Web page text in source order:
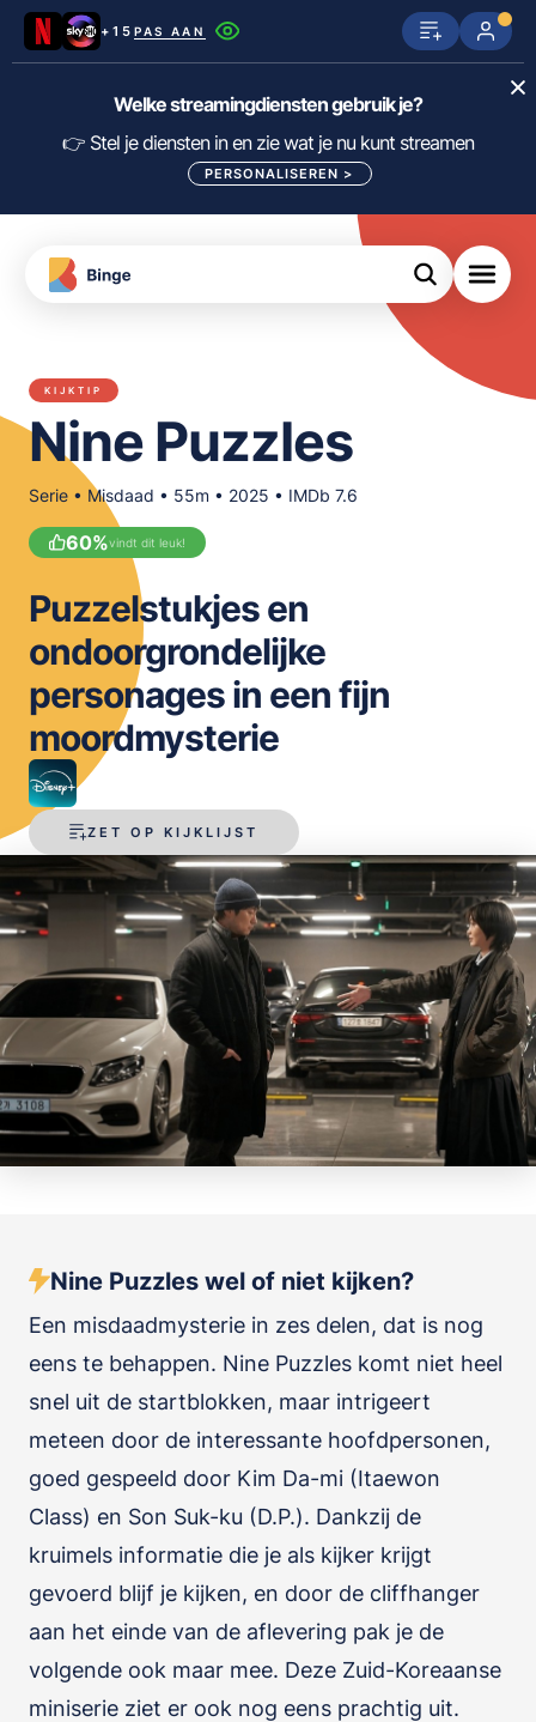
+15 PAS AAN
Netflix SkyShowtime Prime Video
Disney+ Videoland HBO Max
Viaplay Apple TV
KIJK
meJane
FILTER FILMS EN SERIES OP MIJN
DIENSTEN
ALLES/NIETS SELECTEREN
Welke streamingdiensten gebruik je?
👉 Stel je diensten in en zie wat je nu kunt streamen
PERSONALISEREN >
Download
de
Binge
App
KIJKTIP
Nine Puzzles
Serie • Misdaad • 55m • 2025 • IMDb 7.6
60%vindt dit leuk!
ZET OP KIJKLIJST
Puzzelstukjes en
ondoorgrondelijke
personages in een fijn
moordmysterie
Nine Puzzles wel of niet kijken?
Een misdaadmysterie in zes delen, dat is nog
eens te behappen. Nine Puzzles komt niet heel
snel uit de startblokken, maar intrigeert
meteen door de interessante hoofdpersonen,
goed gespeeld door Kim Da-mi (Itaewon
Class) en Son Suk-ku (D.P.). Dankzij de
kruimels informatie die je als kijker krijgt
gevoerd blijf je kijken, en door de cliffhanger
aan het einde van de aflevering pak je de
volgende ook maar mee. Deze Zuid-Koreaanse
miniserie ziet er ook nog eens prachtig uit.